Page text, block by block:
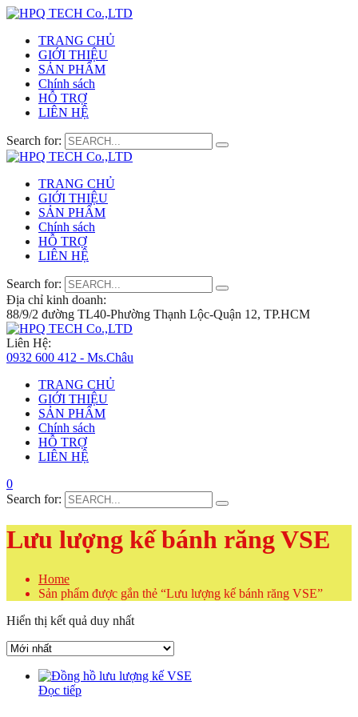
TRANG CHỦ
GIỚI THIỆU
SẢN PHẨM
Chính sách
HỖ TRỢ
LIÊN HỆ
Search for:
TRANG CHỦ
GIỚI THIỆU
SẢN PHẨM
Chính sách
HỖ TRỢ
LIÊN HỆ
Search for:
Địa chỉ kinh doanh:
88/9/2 đường TL40-Phường Thạnh Lộc-Quận 12, TP.HCM
Liên Hệ:
0932 600 412 - Ms.Châu
TRANG CHỦ
GIỚI THIỆU
SẢN PHẨM
Chính sách
HỖ TRỢ
LIÊN HỆ
0
Search for:
Lưu lượng kế bánh răng VSE
Home
Sản phẩm được gắn thẻ “Lưu lượng kế bánh răng VSE”
Hiển thị kết quả duy nhất
Đọc tiếp